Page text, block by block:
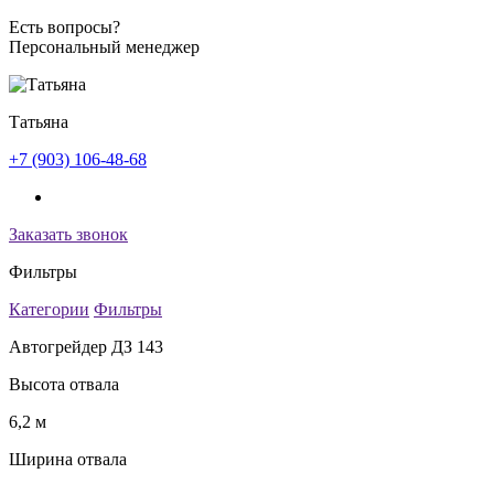
Есть вопросы?
Персональный менеджер
Татьяна
+7 (903) 106-48-68
Заказать звонок
Фильтры
Категории Фильтры
Автогрейдер ДЗ 143
Высота отвала
6,2 м
Ширина отвала